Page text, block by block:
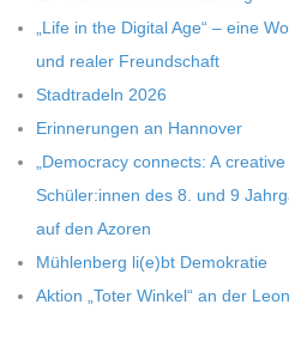
-
S
C
H
U
„Life in the Digi­tal Age“ – eine
und rea­ler Freundschaft
Stadt­ra­deln 2026
Erin­ne­run­gen an Hannover
„Demo­cracy con­nects: A
Schüler:innen des 8. und 9
auf den Azoren
Müh­len­berg li(e)bt Demokratie
Aktion „Toter Win­kel“ an der